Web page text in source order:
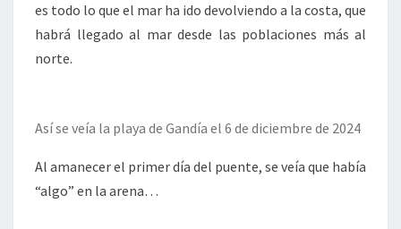
es todo lo que el mar ha ido devolviendo a la costa, que
habrá llegado al mar desde las poblaciones más al
norte.
Así se veía la playa de Gandía el 6 de diciembre de 2024
Al amanecer el primer día del puente, se veía que había
“algo” en la arena…